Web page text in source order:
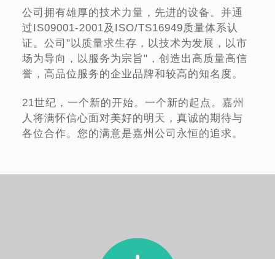
公司拥有雄厚的技术力量，先进的设备。并通
过IS09001-2001及ISO/TS16949质量体系认
证。公司"以质量求生存，以技术为发展，以市
场为导向，以服务为宗旨"，创造出高质量高信
誉，高品位服务的企业品牌和较高的知名度。
21世纪，一个新的开始。一个新的起点。嘉州
人将满怀信心面对美好的明天，真诚的期待与
各位合作。您的满意是嘉州公司永恒的追求。